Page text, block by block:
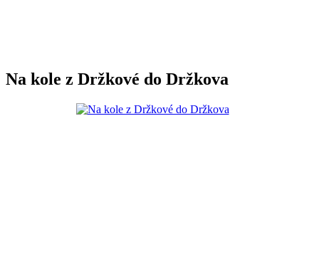
Na kole z Držkové do Držkova